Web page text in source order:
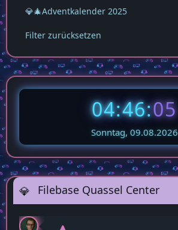
💎🎄Adventkalender 2025
Filter zurücksetzen
04:46:06
Sonntag, 09.08.2026
Filebase Quassel Center